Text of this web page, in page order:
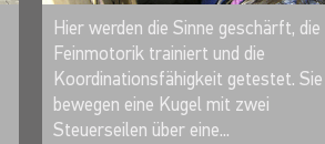
MERKEN
Hier werden die Sinne geschärft, die
Feinmotorik trainiert und die
Koordinationsfähigkeit getestet. Sie
bewegen eine Kugel mit zwei
Steuerseilen über eine...